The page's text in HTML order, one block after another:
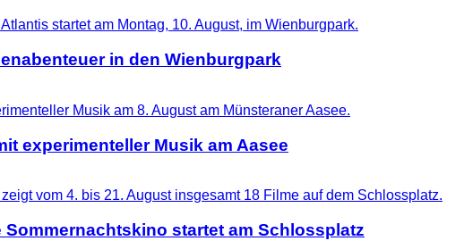
in den Wienburgpark
experimenteller Musik am Aasee
Sommernachtskino startet am Schlossplatz